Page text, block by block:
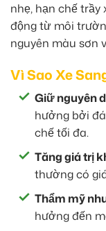
nhẹ, hạn chế
động từ môi
nguyên màu sơn
Vì Sao Xe
Giữ nguyên
hưởng bởi
chế tối đa.
Tăng giá trị
thường có
Thẩm mỹ
hưởng đến